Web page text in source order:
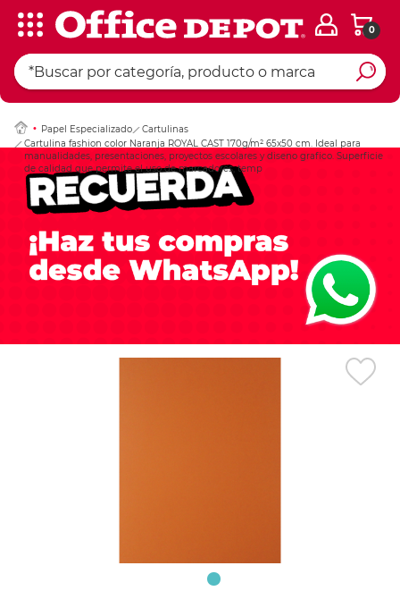
0
Papel Especializado
Cartulinas
Cartulina fashion color Naranja ROYAL CAST 170g/m² 65x50 cm. Ideal para
manualidades, presentaciones, proyectos escolares y diseno grafico. Superficie
de calidad que permite el uso de marcadores, temp
Ingresar Codigo